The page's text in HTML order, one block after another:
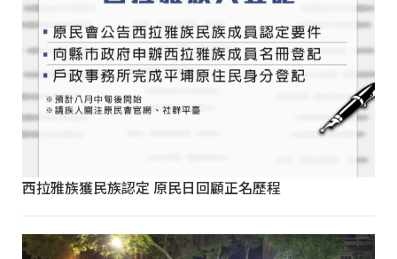
西拉雅族獲民族認定 原民日回顧正名歷程